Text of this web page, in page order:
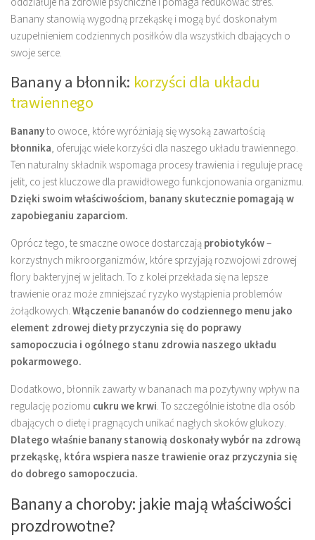
Banany stanowią wygodną przekąskę i mogą być doskonałym
uzupełnieniem codziennych posiłków dla wszystkich dbających o
swoje serce.
Banany a błonnik: korzyści dla układu
trawiennego
Bananyto owoce, które wyróżniają się wysoką zawartością
błonnika, oferując wiele korzyści dla naszego układu trawiennego.
Ten naturalny składnik wspomaga procesy trawienia i reguluje pracę
jelit, co jest kluczowe dla prawidłowego funkcjonowania organizmu.
Dzięki swoim właściwościom, banany skutecznie pomagają w
zapobieganiu zaparciom.
Oprócz tego, te smaczne owoce dostarczają probiotyków–
korzystnych mikroorganizmów, które sprzyjają rozwojowi zdrowej
flory bakteryjnej w jelitach. To z kolei przekłada się na lepsze
trawienie oraz może zmniejszać ryzyko wystąpienia problemów
żołądkowych. Włączenie bananów do codziennego menu jako
element zdrowej diety przyczynia się do poprawy
samopoczucia i ogólnego stanu zdrowia naszego układu
pokarmowego.
Dodatkowo, błonnik zawarty w bananach ma pozytywny wpływ na
regulację poziomu cukru we krwi. To szczególnie istotne dla osób
dbających o dietę i pragnących unikać nagłych skoków glukozy.
Dlatego właśnie banany stanowią doskonały wybór na zdrową
przekąskę, która wspiera nasze trawienie oraz przyczynia się
do dobrego samopoczucia.
Banany a choroby: jakie mają właściwości
prozdrowotne?